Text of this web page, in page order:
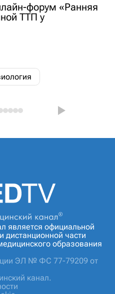
форум «Ранняя
ТТП у
является официальной
дистанционной части
образования
ЭЛ № ФС 77-79209 от
канал.